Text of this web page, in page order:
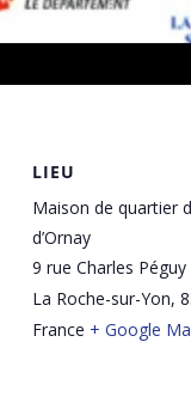
LIEU
Maison de quartier
d’Ornay
9 rue Charles Péguy
La Roche-sur-Yon,
France + Google